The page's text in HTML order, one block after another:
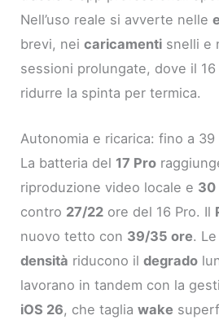
Nell’uso reale si avverte nelle
brevi, neicaricamenti snelli e
sessioni prolungate, dove il
ridurre la spinta per termica.
Autonomia e ricarica: fino a
La batteria del 17 Pro
riproduzione video locale e 30
contro 27/22 ore del 16 Pro. Il
nuovo tetto con 39/35 ore.
densità riducono ildegrado
lavorano in tandem con la
iOS 26, che tagliawake